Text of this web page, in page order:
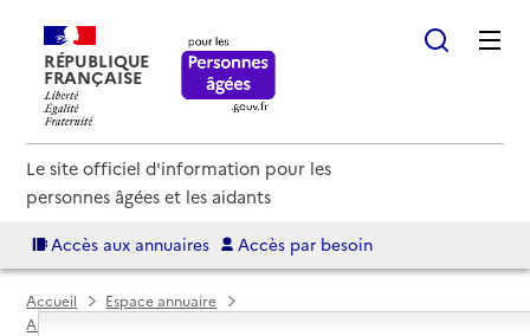
RÉPUBLIQUE
FRANÇAISE
Le site officiel d'information pour les
personnes âgées et les aidants
Accès aux annuaires Accès par besoin
Accueil
Espace annuaire
Annuaire EHPAD et maisons de retraite